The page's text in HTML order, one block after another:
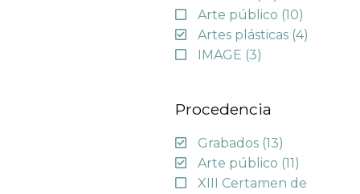
Arte público (10)
Artes plásticas (4)
IMAGE (3)
Procedencia
Grabados (13)
Arte público (11)
XIII Certamen de